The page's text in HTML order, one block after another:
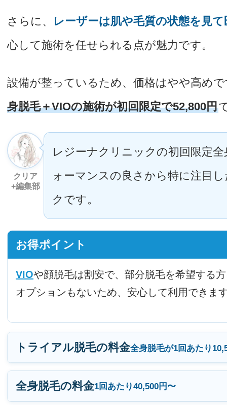
さらに、
レーザーは肌や毛質の状態を見
心して施術を任せられる点が魅力です。
設備が整っているため、価格はやや高め
身脱毛＋VIOの施術が初回限定で52,800円
クリア
+編集部
レジーナクリニックの初回限定
ォーマンスの良さから特に注目
クです。
お得ポイント
VIOや顔脱毛は割安で、部分脱毛を希望する
オプションもないため、安心して利用できま
トライアル脱毛の料金全身脱毛が1回あたり
全身脱毛の料金1回あたり40,500円〜